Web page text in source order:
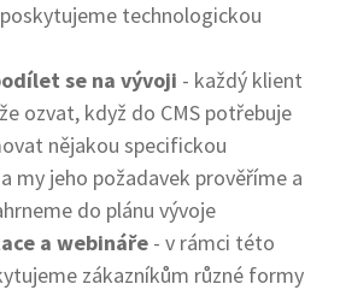
technologickou
se na vývoji - každý klient
ozvat, když do CMS potřebuje
nějakou specifickou
my jeho požadavek prověříme a
do plánu vývoje
a webináře - v rámci této
zákazníkům různé formy